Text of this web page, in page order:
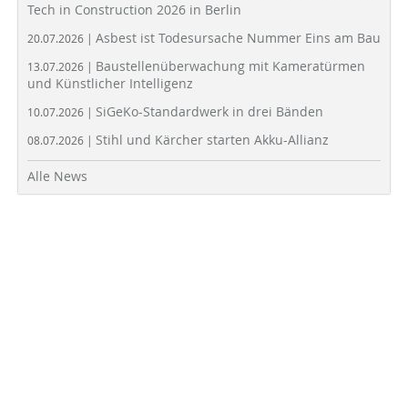
Tech in Construction 2026 in Berlin
20.07.2026 | Asbest ist Todesursache Nummer Eins am Bau
13.07.2026 | Baustellenüberwachung mit Kameratürmen
und Künstlicher Intelligenz
10.07.2026 | SiGeKo-Standardwerk in drei Bänden
08.07.2026 | Stihl und Kärcher starten Akku-Allianz
Alle News